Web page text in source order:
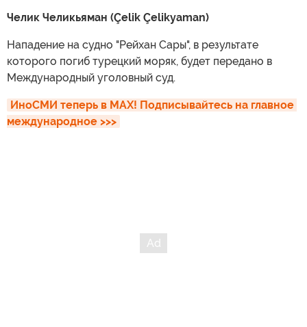
Челик Челикьяман (Çelik Çelikyaman)
Нападение на судно "Рейхан Сары", в результате
которого погиб турецкий моряк, будет передано в
Международный уголовный суд.
ИноСМИ теперь в MAX! Подписывайтесь на главное
международное >>>